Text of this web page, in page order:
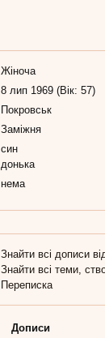
Жіноча
8 лип 1969 (Вік: 57)
Покровськ
Заміжня
син
донька
нема
Знайти всі дописи
Знайти всі теми,
Переписка
Дописи